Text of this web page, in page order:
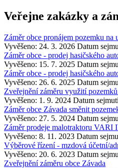
Veřejne zakázky a
Záměr obce pronájem pozemku na
Vyvěšeno: 24. 3. 2026 Datum
Záměr obce - prodej hasičského
Vyvěšeno: 15. 7. 2025 Datum
Záměr obce - prodej hasičského
Vyvěšeno: 26. 6. 2025 Datum
Zveřejnění záměru využití
Vyvěšeno: 1. 9. 2024 Datum
Záměr obce Závada směnit
Vyvěšeno: 27. 5. 2024 Datum
Záměr prodeje malotraktoru VARI
Vyvěšeno: 8. 11. 2023 Datum
Výběrové řízení - mzdová účetní/
Vyvěšeno: 20. 6. 2023 Datum
Zveřejnění záměru obce Závada